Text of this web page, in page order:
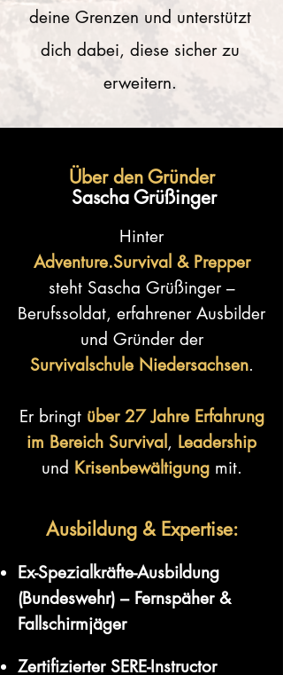
deine Grenzen und unterstützt
dich dabei, diese sicher zu
erweitern.
Über den Gründer
Sascha Grüßinger
Hinter
Adventure.Survival & Prepper
steht Sascha Grüßinger –
Berufssoldat, erfahrener Ausbilder
und Gründer der
Survivalschule Niedersachsen.
Er bringt über 27 Jahre Erfahrung
im Bereich Survival, Leadership
und Krisenbewältigungmit.
Ausbildung & Expertise:
Ex-Spezialkräfte-Ausbildung
(Bundeswehr) – Fernspäher &
Fallschirmjäger
Zertifizierter SERE-Instructor